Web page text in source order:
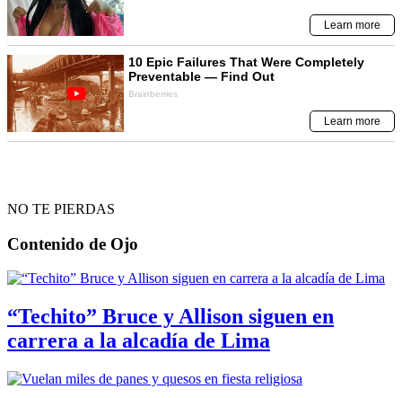
NO TE PIERDAS
Contenido de Ojo
“Techito” Bruce y Allison siguen en
carrera a la alcadía de Lima